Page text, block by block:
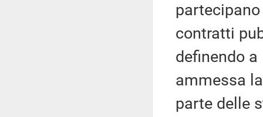
contratti
definendo
ammessa
parte delle